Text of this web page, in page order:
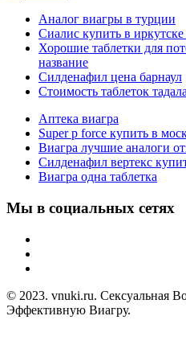
Аналог виагры в турции
Сиалис купить в
Хорошие таблетки для
название
Силденафил цена барнаул
Стоимость таблеток
Аптека виагра
Super p force купить в
Виагра лучшие аналоги
Силденафил вертекс
Виагра одна таблетка
Мы в социальных сетях
© 2023. vnuki.ru. Сексуальная
Эффективную Виагру.